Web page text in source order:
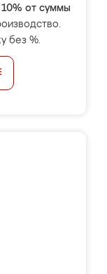
10% от суммы
без %.